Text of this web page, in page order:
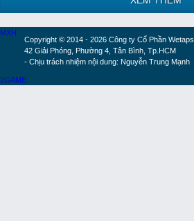
Copyright © 2014 - 2026 Công ty Cổ Phần Wetaps
42 Giải Phóng, Phường 4, Tân Bình, Tp.HCM
- Chịu trách nhiệm nội dung: Nguyễn Trung Mạnh
MXH
2GAME